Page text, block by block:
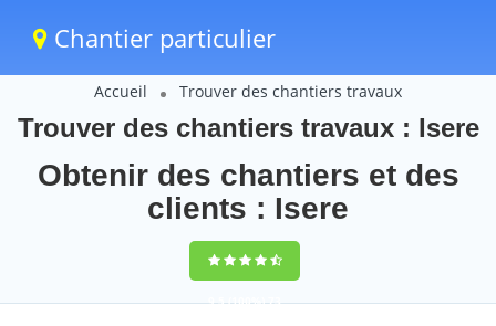
Chantier particulier
Accueil Trouver des chantiers travaux
Trouver des chantiers travaux : Isere
Obtenir des chantiers et des
clients : Isere
9,5(100%)73